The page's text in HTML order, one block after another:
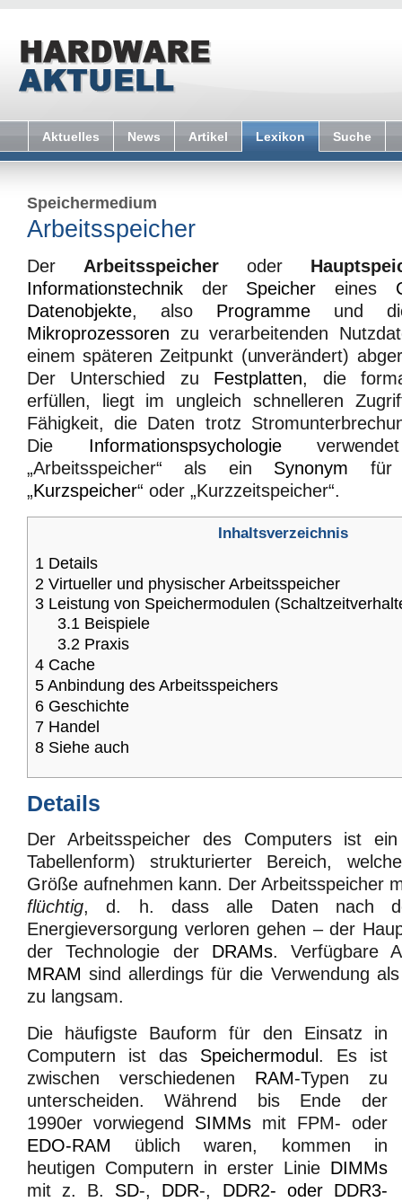
Aktuelles News Artikel Lexikon Suche
Speichermedium
Arbeitsspeicher
Der Arbeitsspeicheroder
Informationstechnik der Speicher eines
Datenobjekte, also Programme und
Mikroprozessoren zu verarbeitenden
einem späteren Zeitpunkt (unverändert)
Der Unterschied zu Festplatten, die
erfüllen, liegt im ungleich schnelleren
Fähigkeit, die Daten trotz
Die Informationspsychologie
„Arbeitsspeicher“ als ein Synonym für
„Kurzspeicher“ oder „Kurzzeitspeicher“.
Inhaltsverzeichnis
1 Details
2 Virtueller und physischer Arbeitsspeicher
3 Leistung von Speichermodulen
3.1 Beispiele
3.2 Praxis
4 Cache
5 Anbindung des Arbeitsspeichers
6 Geschichte
7 Handel
8 Siehe auch
Details
Der Arbeitsspeicher des Computers ist
Tabellenform) strukturierter Bereich,
Größe aufnehmen kann. Der Arbeitsspeicher
flüchtig, d. h. dass alle Daten nach
Energieversorgung verloren gehen – der
der Technologie der DRAMs. Verfügbare
MRAM sind allerdings für die Verwendung
zu langsam.
Die häufigste Bauform für den Einsatz in
Computern ist das Speichermodul . Es ist
zwischen verschiedenen RAM-Typen zu
unterscheiden. Während bis Ende der
1990er vorwiegend SIMMsmit FPM- oder
EDO-RAM üblich waren, kommen in
heutigen Computern in erster Linie DIMMs
mit z. B. SD-, DDR-, DDR2- oder DDR3-